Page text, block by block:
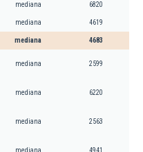
mediana 6820
mediana 4619
mediana 4683
mediana 2599
mediana 6220
mediana 2563